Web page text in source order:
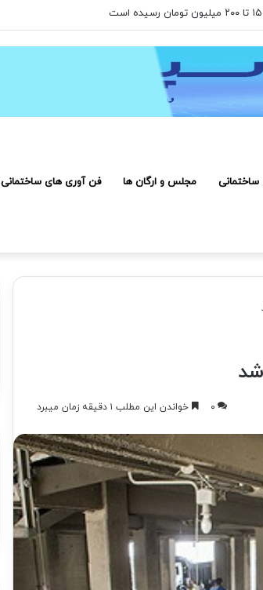
ساختمانی مجلس و ارگان ها فن آوری های ساختمانی
۰ خواندن این مطلب ۱ دقیقه زمان میبرد